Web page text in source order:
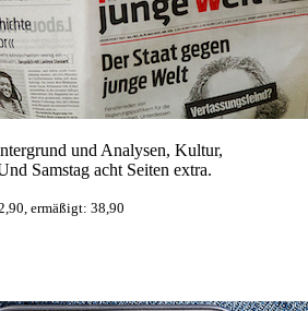
und Analysen, Kultur,
Samstag acht Seiten extra.
ermäßigt: 38,90